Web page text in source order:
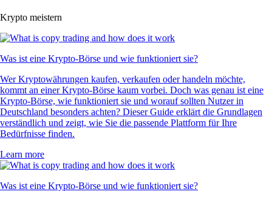
Krypto meistern
Was ist eine Krypto-Börse und wie funktioniert sie?
Wer Kryptowährungen kaufen, verkaufen oder handeln möchte,
kommt an einer Krypto-Börse kaum vorbei. Doch was genau ist eine
Krypto-Börse, wie funktioniert sie und worauf sollten Nutzer in
Deutschland besonders achten? Dieser Guide erklärt die Grundlagen
verständlich und zeigt, wie Sie die passende Plattform für Ihre
Bedürfnisse finden.
Learn more
Was ist eine Krypto-Börse und wie funktioniert sie?